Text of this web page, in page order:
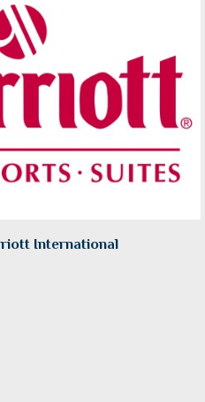
International